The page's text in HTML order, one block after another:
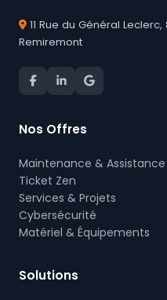
11 Rue du Général Leclerc,
Remiremont
Nos Offres
Maintenance & Assistance
Ticket Zen
Services & Projets
Cybersécurité
Matériel & Équipements
Solutions